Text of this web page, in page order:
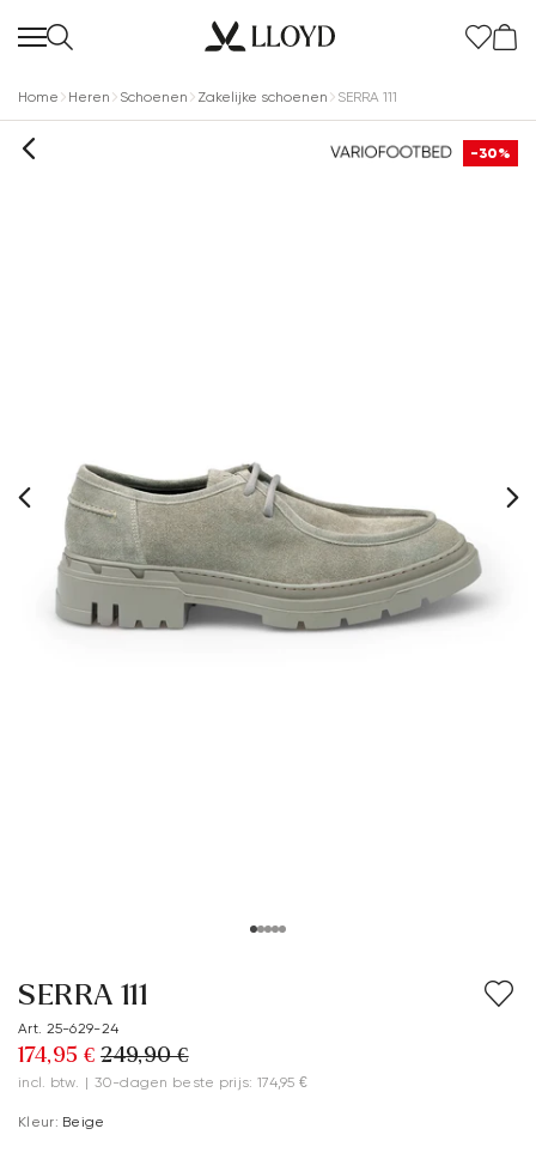
Home Heren Schoenen Zakelijke schoenen SERRA 111
-30%
SERRA 111
Art. 25-629-24
174,95 € 249,90 €
incl. btw. | 30-dagen beste prijs: 174,95 €
Kleur: Beige